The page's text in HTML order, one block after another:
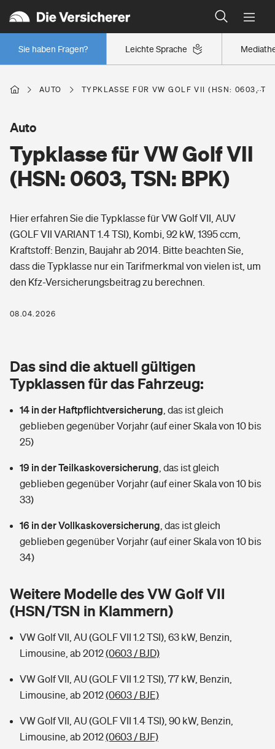
Leichte Sprache
Sie haben Fragen?
Wer versichert was: Jetzt Versicherer finden
Regionalklassen: So ist Ihre Region eingestuft
Wer versichert was: Jetzt Versicherer finden
Berufsunfähigkeitsversicherung
Erwerbsunfähigkeitsversicherung
Grundfähigkeitsversicherung
Arbeitsrechtsschutz
Berufshaftpflichtversicherung
Zur Übersicht
Tools
Wer versichert was: Jetzt Versicherer finden
Sie haben Fragen?
Wohnen
Elementarversicherung
Glasversicherung
Mietkautionsversicherung
Restkreditversicherung
Zur Übersicht
Tools
Wer versichert was: Jetzt Versicherer finden
Sie haben Fragen?
Freizeit
Pri­vate Haft­pflicht­
Kinderunfall­ver­si­che­rung
Kinderinvalidität
Hundehalter-Haftpflicht
Handyversicherung
Musikinstrumentenversicherung
Zur Übersicht
Kinderunfall-Check: Mehr Sicherheit für deine Kids
Gesundheit
Private Krankenversicherung
Dread-Disease-Versicherung
Tierkrankenversicherung
Zur Übersicht
Tools
Wer versichert was: Jetzt Versicherer finden
Sie haben Fragen?
Rentenrechner: Wie viel Geld bekomme ich im Alter?
AUTO TYPKLASSE FÜR VW GOLF VII (HSN: 0603,
Typklasse für VW Golf VII
(HSN: 0603, TSN: BPK)
Auto
Hier erfahren Sie die Typklasse für VW Golf VII, AUV
(GOLF VII VARIANT 1.4 TSI), Kombi, 92 kW, 1395 ccm,
Kraftstoff: Benzin, Baujahr ab 2014. Bitte beachten Sie,
dass die Typklasse nur ein Tarifmerkmal von vielen ist, um
den Kfz-Versicherungsbeitrag zu berechnen.
08.04.2026
Das sind die aktuell gültigen
Typklassen für das Fahrzeug:
14 in der Haftpflichtversicherung das ist gleich
geblieben gegenüber Vorjahr (auf einer Skala von 10 bis
25)
19 in der Teilkaskoversicherung das ist gleich
geblieben gegenüber Vorjahr (auf einer Skala von 10 bis
33)
16 in der Vollkaskoversicherung das ist gleich
geblieben gegenüber Vorjahr (auf einer Skala von 10 bis
34)
Weitere Modelle des VW Golf VII
(HSN/TSN in Klammern)
VW Golf VII, AU (GOLF VII 1.2 TSI), 63 kW, Benzin,
Limousine, ab 2012(0603 / BJD)
VW Golf VII, AU (GOLF VII 1.2 TSI), 77 kW, Benzin,
Limousine, ab 2012(0603 / BJE)
VW Golf VII, AU (GOLF VII 1.4 TSI), 90 kW, Benzin,
Limousine, ab 2012(0603 / BJF)